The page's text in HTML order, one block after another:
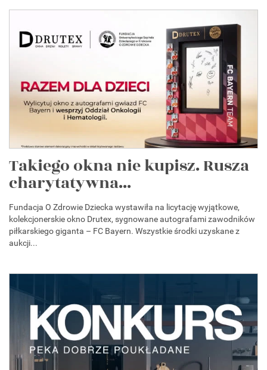
Takiego okna nie kupisz. Rusza
charytatywna...
Fundacja O Zdrowie Dziecka wystawiła na licytację wyjątkowe,
kolekcjonerskie okno Drutex, sygnowane autografami zawodników
piłkarskiego giganta – FC Bayern. Wszystkie środki uzyskane z
aukcji...